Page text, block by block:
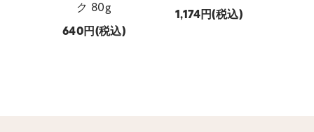
ク 80g
640 (税込)
1,174 (税込)